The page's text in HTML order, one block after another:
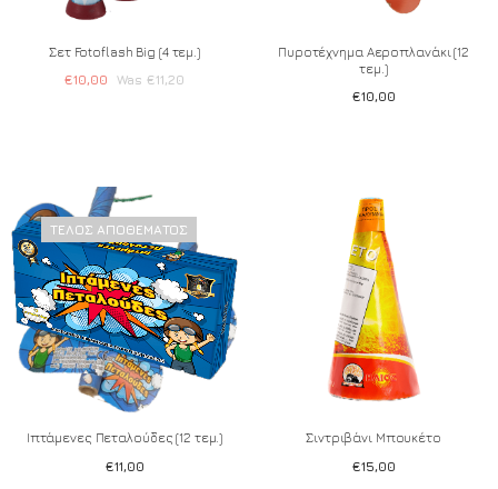
Σετ Fotoflash Big (4 τεμ.)
€ 11,20
€10,00
Add to wishlist
Πυροτέχνημα Αεροπλανάκι (12
τεμ.)
€10,00
Add to wishlist
ΤΈΛΟΣ ΑΠΟΘΈΜΑΤΟΣ
Ιπτάμενες Πεταλούδες (12 τεμ.)
€11,00
Σιντριβάνι Μπουκέτο
€15,00